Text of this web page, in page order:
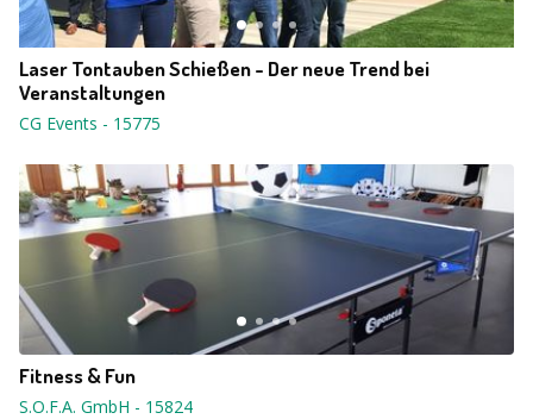
Laser Tontauben Schießen - Der neue Trend bei
Veranstaltungen
CG Events - 15775
Fitness & Fun
S.O.F.A. GmbH - 15824